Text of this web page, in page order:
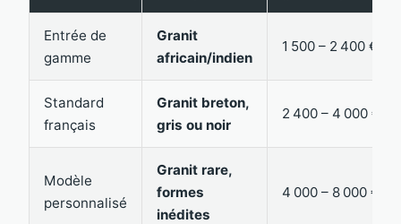
Entrée de
gamme
Granit
africain/indien
1 500 – 2 400 €
Standard
français
Granit breton,
gris ou noir
2 400 – 4 000 €
Modèle
personnalisé
Granit rare,
formes
inédites
4 000 – 8 000 €